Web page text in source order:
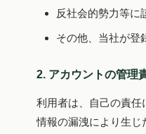
反社会的勢力等に
その他、当社が登
2. アカウントの管理
利用者は、自己の責任
情報の漏洩により生じ